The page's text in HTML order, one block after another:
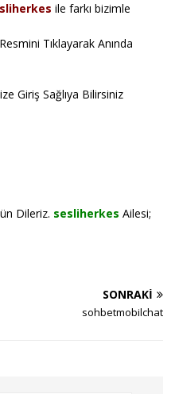
ile farkı bizimle
Tıklayarak Anında
Giriş Sağlıya Bilirsiniz
Dileriz. sesliherkes Ailesi;
SONRAKI
sohbetmobilchat